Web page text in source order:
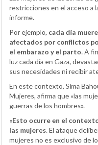
restricciones en el acceso a
informe.
Por ejemplo, cada día
afectados por conflictos
el embarazo y el parto. A
luz cada día en Gaza,
sus necesidades ni recibir
En este contexto, Sima
Mujeres, afirma que «las
guerras de los hombres».
«Esto ocurre en el
las mujeres. El ataque
mujeres no es exclusivo de